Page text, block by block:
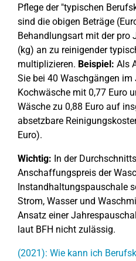
Pflege der "typischen
sind die obigen Beträge
Behandlungsart mit der pro
(kg) an zu reinigender
multiplizieren. Beispiel: Als
Sie bei 40 Waschgängen
Kochwäsche mit 0,77 Euro
Wäsche zu 0,88 Euro auf
absetzbare
Euro).
Wichtig: In der
Anschaffungspreis der
Instandhaltungspauschale
Strom, Wasser und
Ansatz einer
laut BFH nicht zulässig.
(2021): Wie kann ich